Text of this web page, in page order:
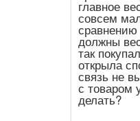
главное
совсем
должны
так
открыла
связь не
с товаром
делать?